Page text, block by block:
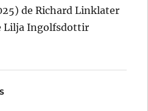
de Richard Linklater
Lilja Ingolfsdottir